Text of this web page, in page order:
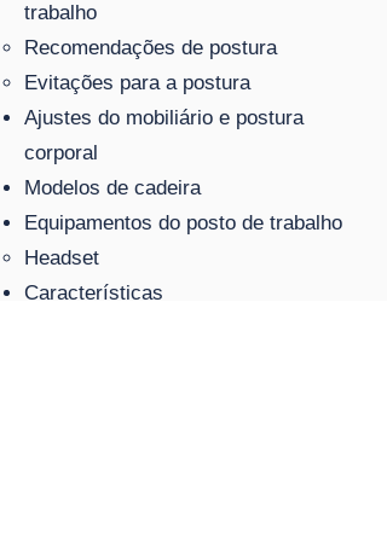
trabalho
Recomendações de postura
Evitações para a postura
Ajustes do mobiliário e postura
corporal
Modelos de cadeira
Equipamentos do posto de trabalho
Headset
Características